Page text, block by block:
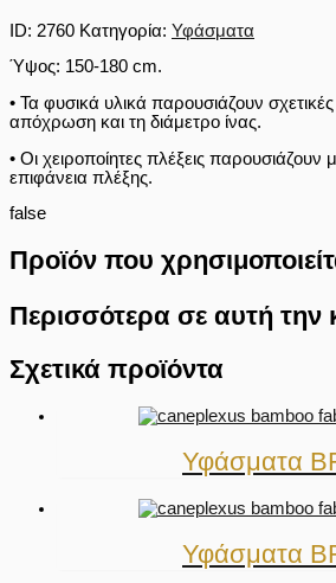
ID: 2760 Κατηγορία: Υφάσματα
Ύψος: 150-180 cm.
• Τα φυσικά υλικά παρουσιάζουν
απόχρωση και τη διάμετρο ίνας.
• Οι χειροποίητες πλέξεις παρουσιάζουν
επιφάνεια πλέξης.
false
Προϊόν που
Περισσότερα σε αυτή την
Σχετικά προϊόντα
Υφάσματα
Υφάσματα